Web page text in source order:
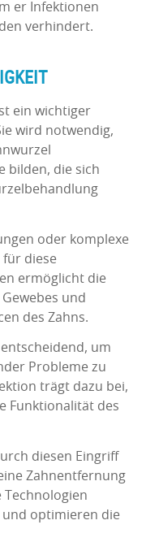
er Infektionen
verhindert.
ein wichtiger
wird notwendig,
bilden, die sich
oder komplexe
diese
ermöglicht die
und
des Zahns.
um
Probleme zu
trägt dazu bei,
Funktionalität des
diesen Eingriff
Zahnentfernung
optimieren die